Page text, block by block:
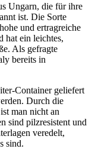
Ungarn, die für ihre
ist. Die Sorte
und ertragreiche
hat ein leichtes,
Als gefragte
bereits in
Container geliefert
Durch die
man nicht an
sind pilzresistent und
veredelt,
sind.